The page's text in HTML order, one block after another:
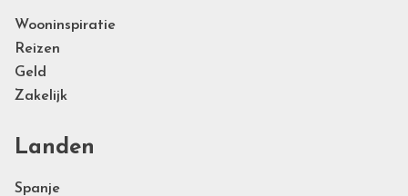
Wooninspiratie
Reizen
Geld
Zakelijk
Landen
Spanje